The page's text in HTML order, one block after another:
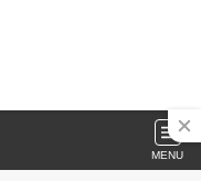
MENU